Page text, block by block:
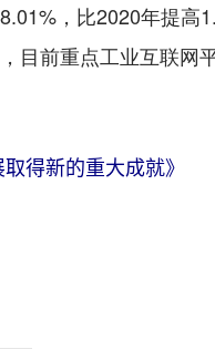
，比2020年提高
目前重点工业互联网
得新的重大成就》